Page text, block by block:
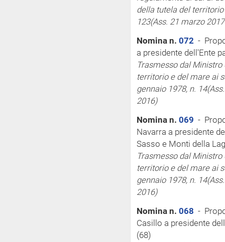
della tutela del
123(Ass. 21 marzo
Nomina n. 072 -
a presidente dell'Ente
Trasmesso dal
territorio e del mareai
gennaio 1978, n. 14
2016)
Nomina n. 069 -
Navarra a presidente
Sasso e Monti della
Trasmesso dal
territorio e del mareai
gennaio 1978, n. 14
2016)
Nomina n. 068 -
Casillo a presidente
(68)